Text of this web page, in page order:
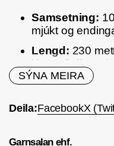
Samsetning:
mjúkt og
Lengd: 230
létt og fluffy
Prjónastærð:
Létt og mjúkt:
sem gerir
35 litir: fjölbreytt
SÝNA MEIRA
Deila:FacebookX
Garnsalan ehf.